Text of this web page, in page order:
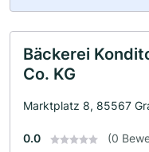
Bäckerei
Co. KG
Marktplatz 8, 85567
0.0 (0